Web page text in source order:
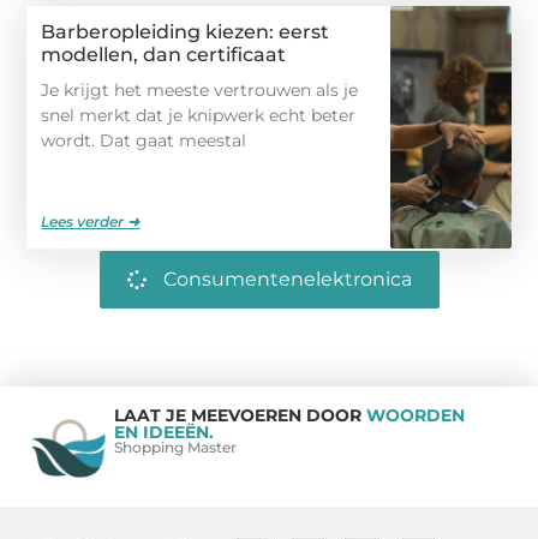
Barberopleiding kiezen: eerst
modellen, dan certificaat
Je krijgt het meeste vertrouwen als je
snel merkt dat je knipwerk echt beter
wordt. Dat gaat meestal
Lees verder ➜
Consumentenelektronica
LAAT JE MEEVOEREN DOOR WOORDEN
EN IDEEËN.
Shopping Master